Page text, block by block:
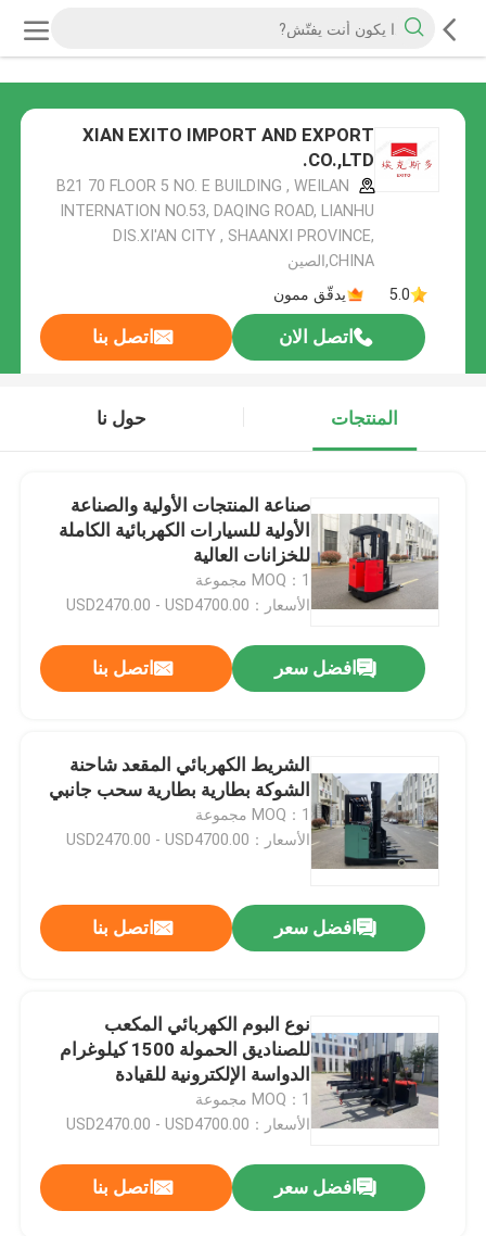
XIAN EXITO IMPORT AND EXPORT
CO.,LTD.
B21 70 FLOOR 5 NO. E BUILDING , WEILAN
INTERNATION NO.53, DAQING ROAD, LIANHU
DIS.XI'AN CITY , SHAANXI PROVINCE,
CHINA,الصين
5.0
يدقّق ممون
اتصل الان اتصل بنا
المنتجات حول نا
صناعة المنتجات الأولية والصناعة
الأولية للسيارات الكهربائية الكاملة
للخزانات العالية
MOQ：1 مجموعة
الأسعار：USD2470.00 - USD4700.00
افضل سعر اتصل بنا
الشريط الكهربائي المقعد شاحنة
الشوكة بطارية بطارية سحب جانبي
MOQ：1 مجموعة
الأسعار：USD2470.00 - USD4700.00
افضل سعر اتصل بنا
نوع البوم الكهربائي المكعب
للصناديق الحمولة 1500 كيلوغرام
الدواسة الإلكترونية للقيادة
MOQ：1 مجموعة
الأسعار：USD2470.00 - USD4700.00
افضل سعر اتصل بنا